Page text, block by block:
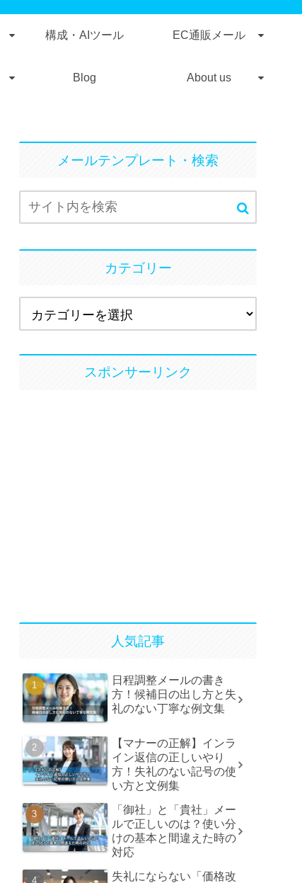
構成・AIツール EC通販メール
Blog About us
メールテンプレート・検索
カテゴリー
スポンサーリンク
人気記事
日程調整メールの書き
方！候補日の出し方と失
礼のない丁寧な例文集
【マナーの正解】インラ
イン返信の正しいやり
方！失礼のない記号の使
い方と文例集
「御社」と「貴社」メー
ルで正しいのは？使い分
けの基本と間違えた時の
対応
失礼にならない「価格改